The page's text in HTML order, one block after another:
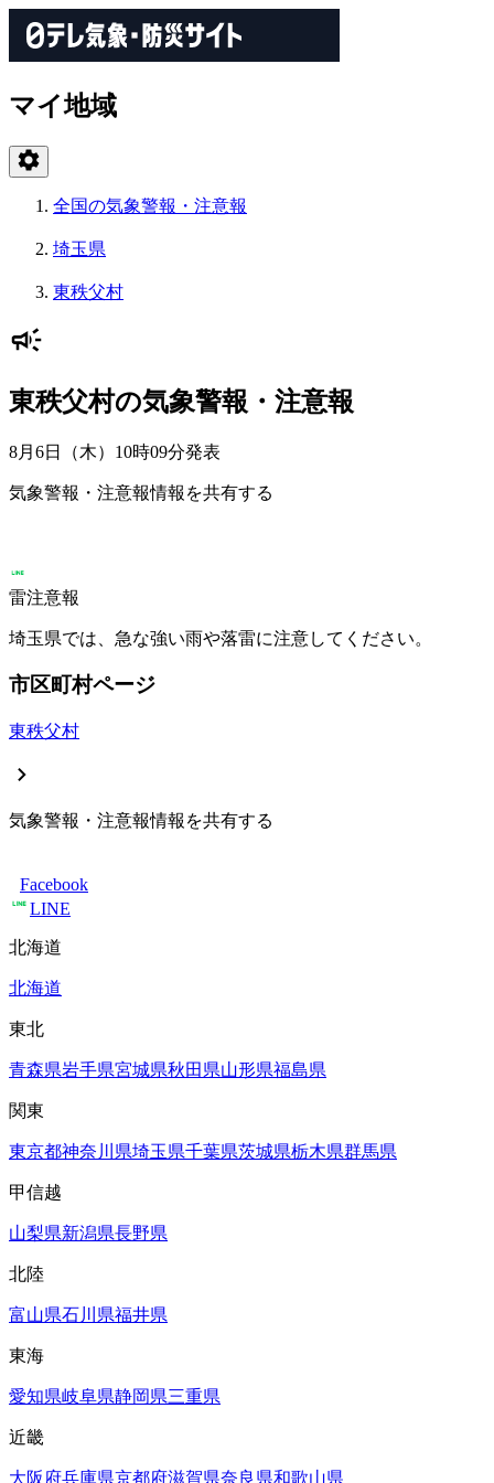
マイ地域
全国の気象警報・注意報
埼玉県
東秩父村
東秩父村の気象警報・注意報
8月6日（木）10時09分発表
気象警報・注意報情報を共有する
雷注意報
埼玉県では、急な強い雨や落雷に注意してください。
市区町村ページ
東秩父村
気象警報・注意報情報を共有する
Facebook
LINE
北海道
北海道
東北
青森県岩手県宮城県秋田県山形県福島県
関東
東京都神奈川県埼玉県千葉県茨城県栃木県群馬県
甲信越
山梨県新潟県長野県
北陸
富山県石川県福井県
東海
愛知県岐阜県静岡県三重県
近畿
大阪府兵庫県京都府滋賀県奈良県和歌山県